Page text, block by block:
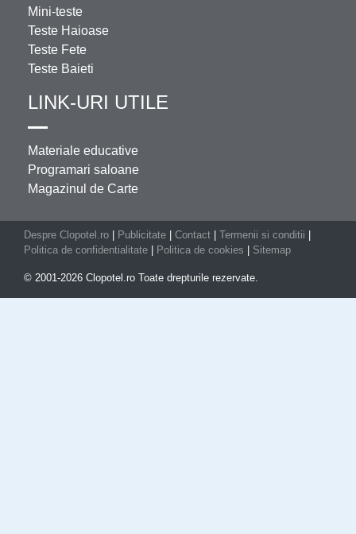
Mini-teste
Teste Haioase
Teste Fete
Teste Baieti
LINK-URI UTILE
Materiale educative
Programari saloane
Magazinul de Carte
Despre Clopotel.ro Publicitate Contact Termenii si conditii
Politica de confidentialitate
Politica de cookies Sitemap
© 2001-2026 Clopotel.ro Toate drepturile rezervate.